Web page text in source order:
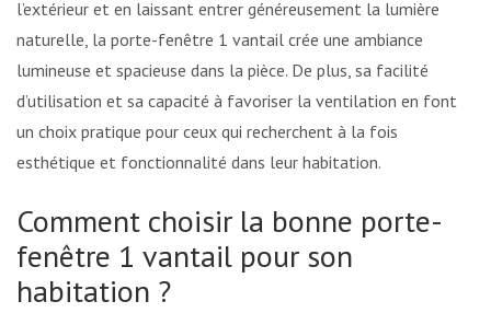
l’extérieur et en laissant entrer généreusement la lumière
naturelle, la porte-fenêtre 1 vantail crée une ambiance
lumineuse et spacieuse dans la pièce. De plus, sa facilité
d’utilisation et sa capacité à favoriser la ventilation en font
un choix pratique pour ceux qui recherchent à la fois
esthétique et fonctionnalité dans leur habitation.
Comment choisir la bonne porte-
fenêtre 1 vantail pour son
habitation ?